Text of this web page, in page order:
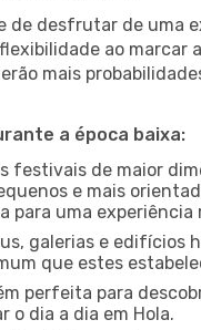
desfrutar de uma
ao marcar
mais
a época baixa:
festivais de maior
e mais
uma experiência
galerias e edifícios
que estes
perfeita para
o dia a dia em Hola.